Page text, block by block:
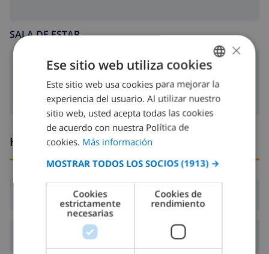
SALA DE ESTAR
chimenea
Horario de llegada y salida
Llegada:Desde 16:00 antes de 19:00
Salida: Antes de: 10:00
SPANISH
DUTCH
FRENCH
GERMAN
CATALAN
ITALIAN
DANISH
×
Ese sitio web utiliza cookies
Este sitio web usa cookies para mejorar la
experiencia del usuario. Al utilizar nuestro
sitio web, usted acepta todas las cookies
de acuerdo con nuestra Política de
cookies. Más información
MOSTRAR TODOS LOS SOCIOS (1913) →
Cookies
estrictamente
necesarias
Cookies de
rendimiento